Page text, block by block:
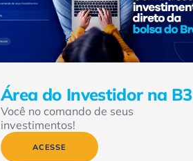
Área do Investidor na B3
Você no comando de seus
investimentos!
ACESSE